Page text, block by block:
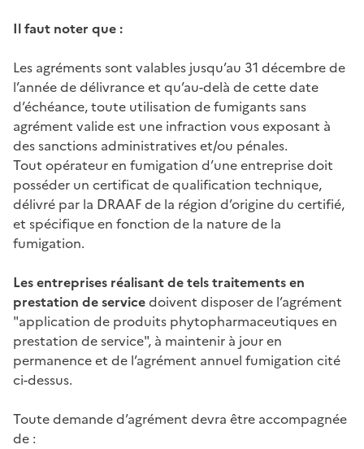
Il faut noter que :
Les agréments sont valables jusqu’au 31 décembre de
l’année de délivrance et qu’au-delà de cette date
d’échéance, toute utilisation de fumigants sans
agrément valide est une infraction vous exposant à
des sanctions administratives et/ou pénales.
Tout opérateur en fumigation d’une entreprise doit
posséder un certificat de qualification technique,
délivré par la DRAAF de la région d’origine du certifié,
et spécifique en fonction de la nature de la
fumigation.
Les entreprises réalisant de tels traitements en
prestation de servicedoivent disposer de l’agrément
"application de produits phytopharmaceutiques en
prestation de service", à maintenir à jour en
permanence et de l’agrément annuel fumigation cité
ci-dessus.
Toute demande d’agrément devra être accompagnée
de :